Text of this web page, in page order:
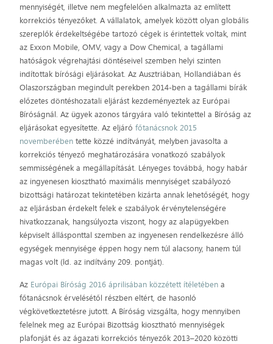
mennyiségét, illetve nem megfelelően alkalmazta az említett
korrekciós tényezőket. A vállalatok, amelyek között olyan globális
szereplők érdekeltségébe tartozó cégek is érintettek voltak, mint
az Exxon Mobile, OMV, vagy a Dow Chemical, a tagállami
hatóságok végrehajtási döntéseivel szemben helyi szinten
indítottak bírósági eljárásokat. Az Ausztriában, Hollandiában és
Olaszországban megindult perekben 2014-ben a tagállami bírák
előzetes döntéshozatali eljárást kezdeményeztek az Európai
Bíróságnál. Az ügyek azonos tárgyára való tekintettel a Bíróság az
eljárásokat egyesítette. Az eljárófőtanácsnok 2015
novemberében tette közzé indítványát, melyben javasolta a
korrekciós tényező meghatározására vonatkozó szabályok
semmisségének a megállapítását. Lényeges továbbá, hogy habár
az ingyenesen kiosztható maximális mennyiséget szabályozó
bizottsági határozat tekintetében kizárta annak lehetőségét, hogy
az eljárásban érdekelt felek e szabályok érvénytelenségére
hivatkozzanak, hangsúlyozta viszont, hogy az alapügyekben
képviselt állásponttal szemben az ingyenesen rendelkezésre álló
egységek mennyisége éppen hogy nem túl alacsony, hanem túl
magas volt (ld. az indítvány 209. pontját).
Az Európai Bíróság 2016 áprilisában közzétett ítéletében a
főtanácsnok érvelésétől részben eltért, de hasonló
végkövetkeztetésre jutott. A Bíróság vizsgálta, hogy mennyiben
felelnek meg az Európai Bizottság kiosztható mennyiségek
plafonját és az ágazati korrekciós tényezők 2013–2020 közötti